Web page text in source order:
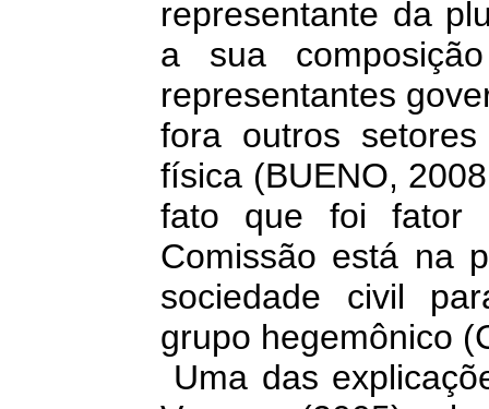
representante da
a sua
representantes
fora outros
física (BUENO,
fato que foi fator
Comissão está na
sociedade civil
grupo hegemônico
Uma das